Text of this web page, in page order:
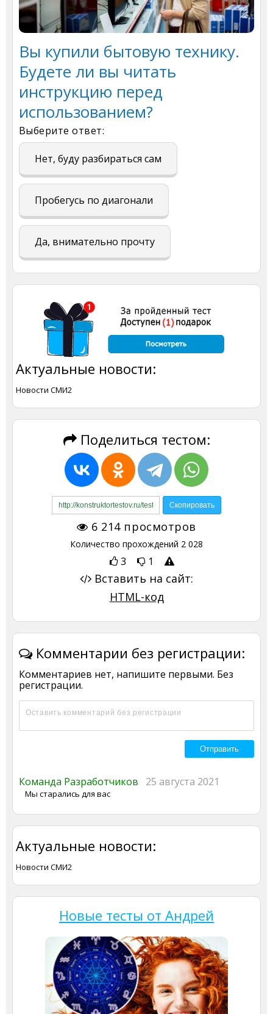
Вы купили бытовую технику.
Будете ли вы читать
инструкцию перед
использованием?
Выберите ответ:
Нет, буду разбираться сам
Пробегусь по диагонали
Да, внимательно прочту
Актуальные новости:
Новости СМИ2
Поделиться тестом:
6 214просмотров
Количество прохождений 2 028
3 1
Вставить на сайт:
HTML-код
Комментарии без регистрации:
Комментариев нет, напишите первыми. Без
регистрации.
Команда Разработчиков 25 августа 2021
Мы старались для вас
Актуальные новости:
Новости СМИ2
Новые тесты от Андрей